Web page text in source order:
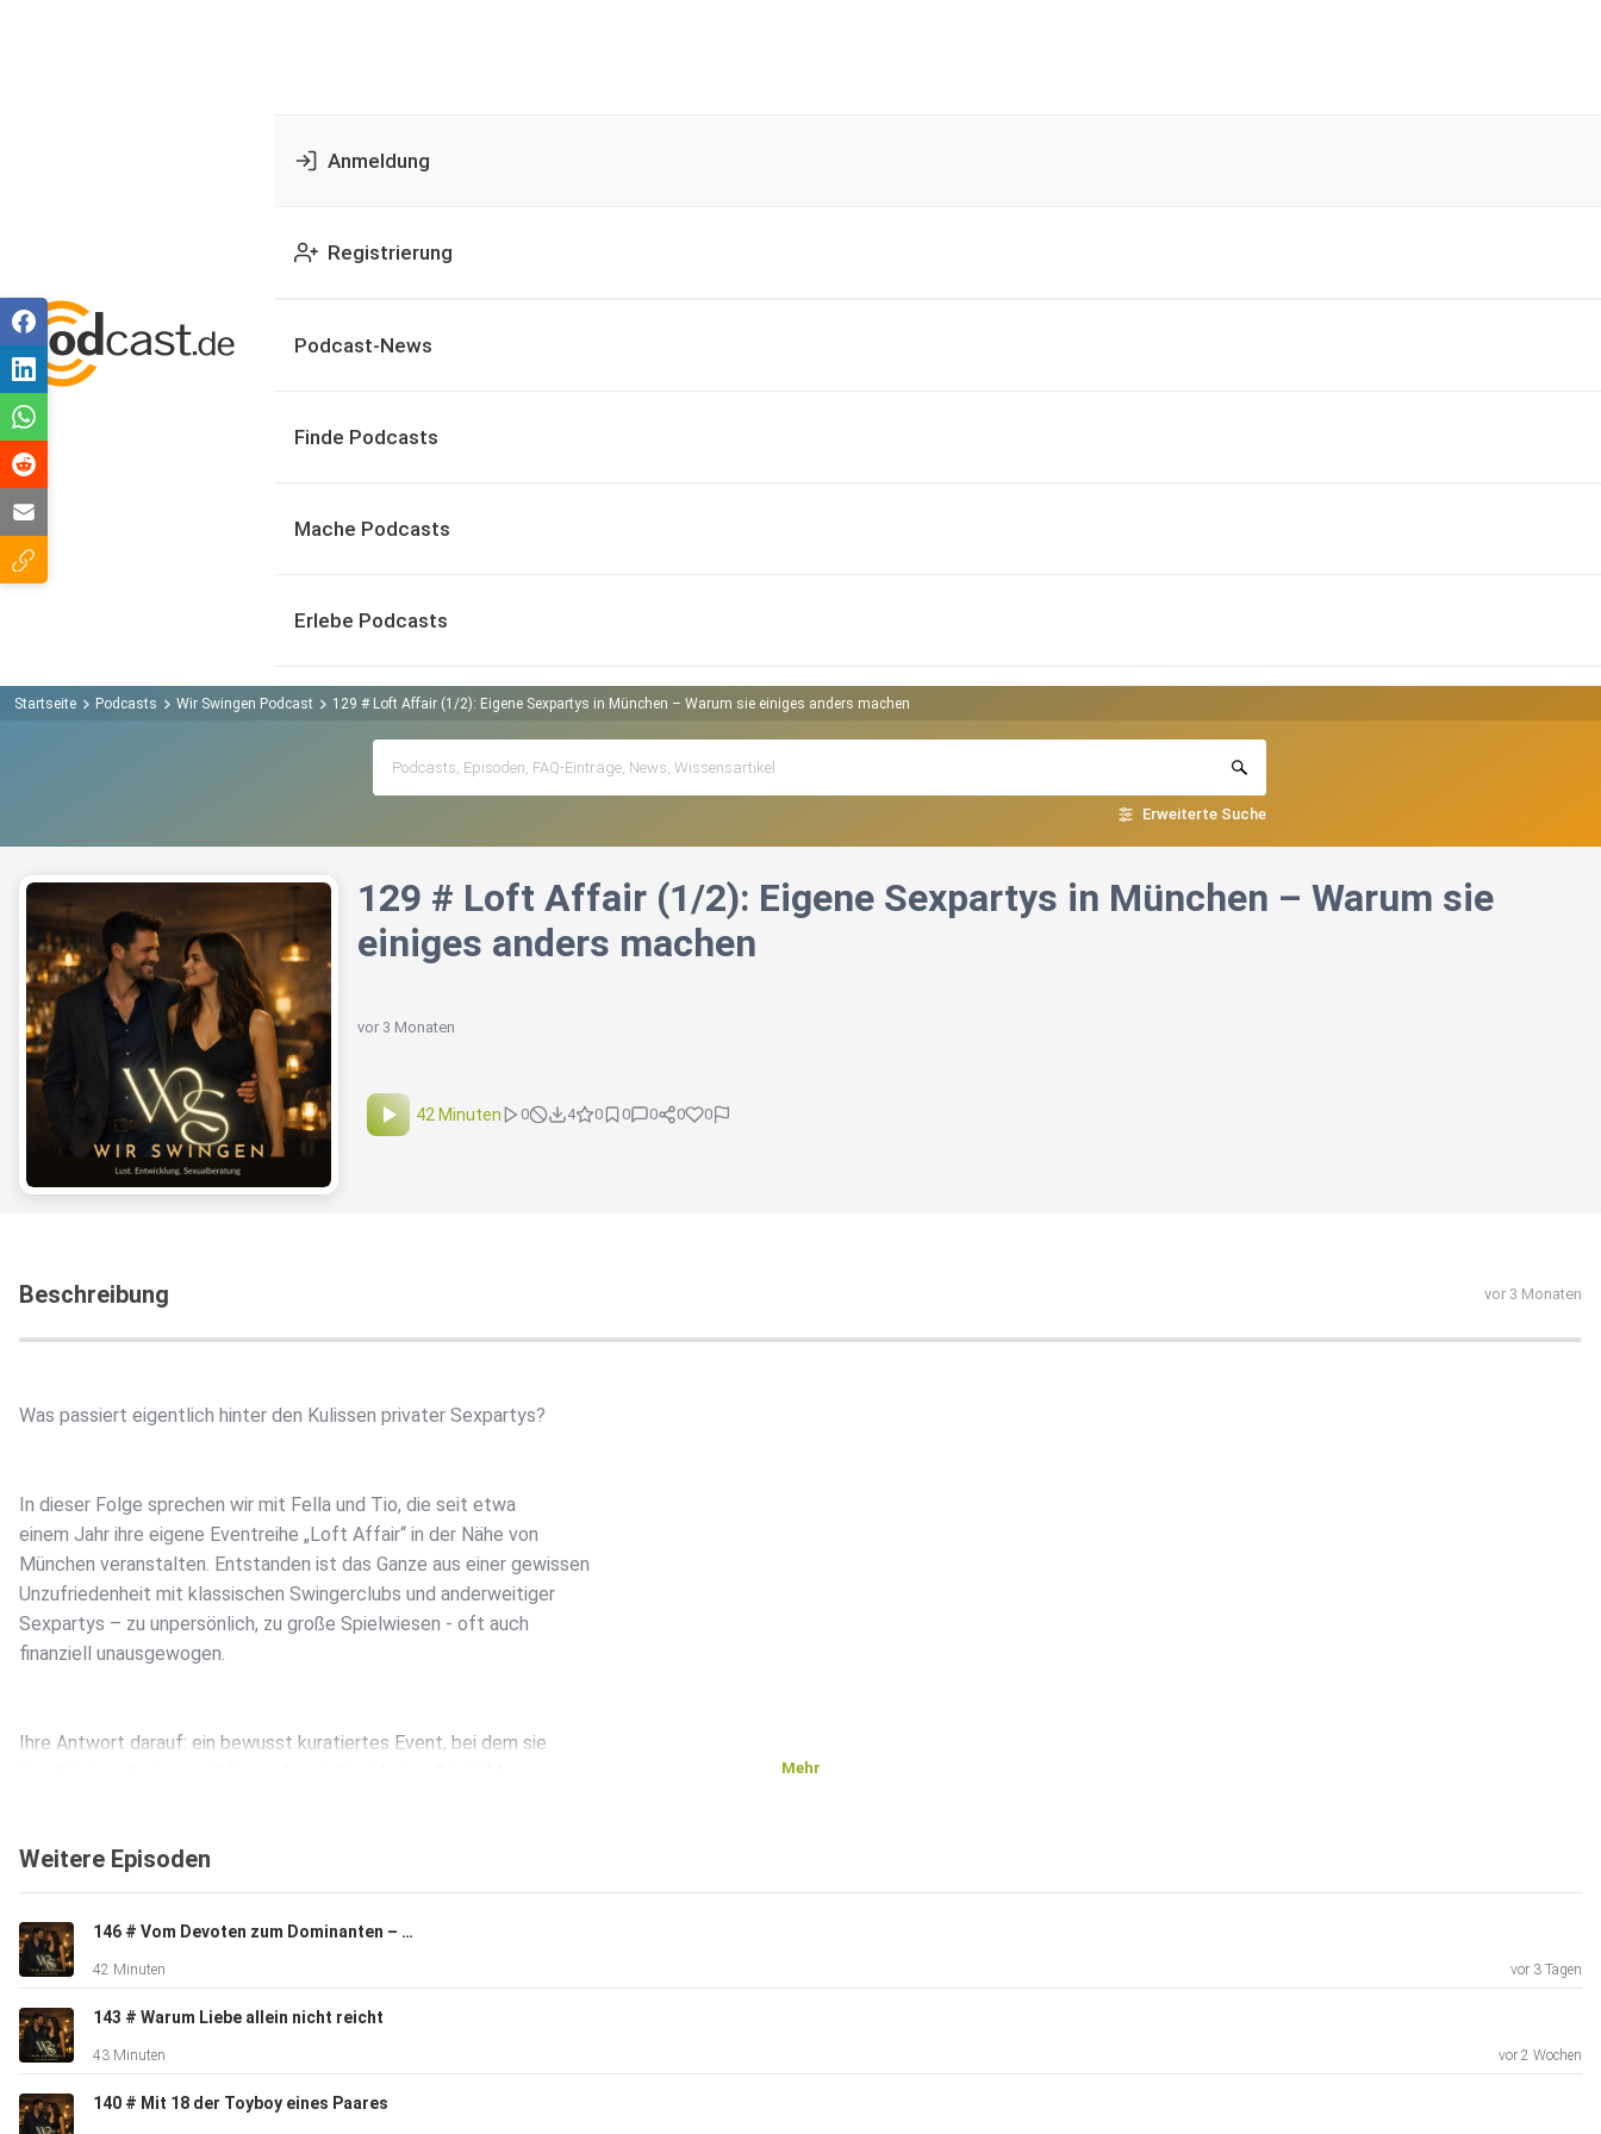
Anmeldung
Registrierung
Podcast-News
Finde Podcasts
Mache Podcasts
Erlebe Podcasts
Startseite Podcasts Wir Swingen Podcast 129 # Loft Affair (1/2): Eigene Sexpartys in München – Warum sie einiges anders machen
Erweiterte Suche
129 # Loft Affair (1/2): Eigene Sexpartys in München – Warum sie
einiges anders machen
vor 3 Monaten
42 Minuten 0 4 0 0 0 0 0
Beschreibung vor 3 Monaten
Was passiert eigentlich hinter den Kulissen privater Sexpartys?
In dieser Folge sprechen wir mit Fella und Tio, die seit etwa
einem Jahr ihre eigene Eventreihe „Loft Affair“ in der Nähe von
München veranstalten. Entstanden ist das Ganze aus einer gewissen
Unzufriedenheit mit klassischen Swingerclubs und anderweitiger
Sexpartys – zu unpersönlich, zu große Spielwiesen - oft auch
finanziell unausgewogen.
Ihre Antwort darauf: ein bewusst kuratiertes Event, bei dem sie
Wir sprechen darüber,
wie sie ihre Gäste auswählen,
was ihre Events von klassischen Clubs unterscheidet,
und warum sie selbst immer Teil des Geschehens sind – vom Anfang
bis zum Schluss.
Mehr
Weitere Episoden
146 # Vom Devoten zum Dominanten – Wie sich Markus' Sexualität komplett verändert hat
42 Minuten vor 3 Tagen
143 # Warum Liebe allein nicht reicht
43 Minuten vor 2 Wochen
140 # Mit 18 der Toyboy eines Paares